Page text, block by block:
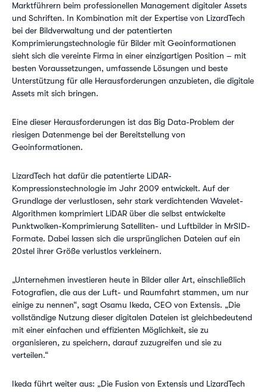
Marktführern beim professionellen Management digitaler Assets
und Schriften. In Kombination mit der Expertise von LizardTech
bei der Bildverwaltung und der patentierten
Komprimierungstechnologie für Bilder mit Geoinformationen
sieht sich die vereinte Firma in einer einzigartigen Position – mit
besten Voraussetzungen, umfassende Lösungen und beste
Unterstützung für alle Herausforderungen anzubieten, die digitale
Assets mit sich bringen.
Eine dieser Herausforderungen ist das Big Data-Problem der
riesigen Datenmenge bei der Bereitstellung von
Geoinformationen.
LizardTech hat dafür die patentierte LiDAR-
Kompressionstechnologie im Jahr 2009 entwickelt. Auf der
Grundlage der verlustlosen, sehr stark verdichtenden Wavelet-
Algorithmen komprimiert LiDAR über die selbst entwickelte
Punktwolken-Komprimierung Satelliten- und Luftbilder in MrSID-
Formate. Dabei lassen sich die ursprünglichen Dateien auf ein
20stel ihrer Größe verlustlos verkleinern.
„Unternehmen investieren heute in Bilder aller Art, einschließlich
Fotografien, die aus der Luft- und Raumfahrt stammen, um nur
einige zu nennen“, sagt Osamu Ikeda, CEO von Extensis. „Die
vollständige Nutzung dieser digitalen Dateien ist gleichbedeutend
mit einer einfachen und effizienten Möglichkeit, sie zu
organisieren, zu speichern, darauf zuzugreifen und sie zu
verteilen.“
Ikeda führt weiter aus: „Die Fusion von Extensis und LizardTech